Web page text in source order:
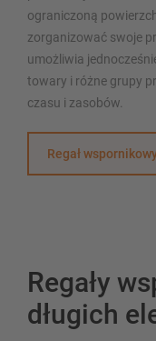
ograniczoną
zorganizować swoje
umożliwia
towary i różne grupy
czasu i zasobów.
Regał
Regały
długich